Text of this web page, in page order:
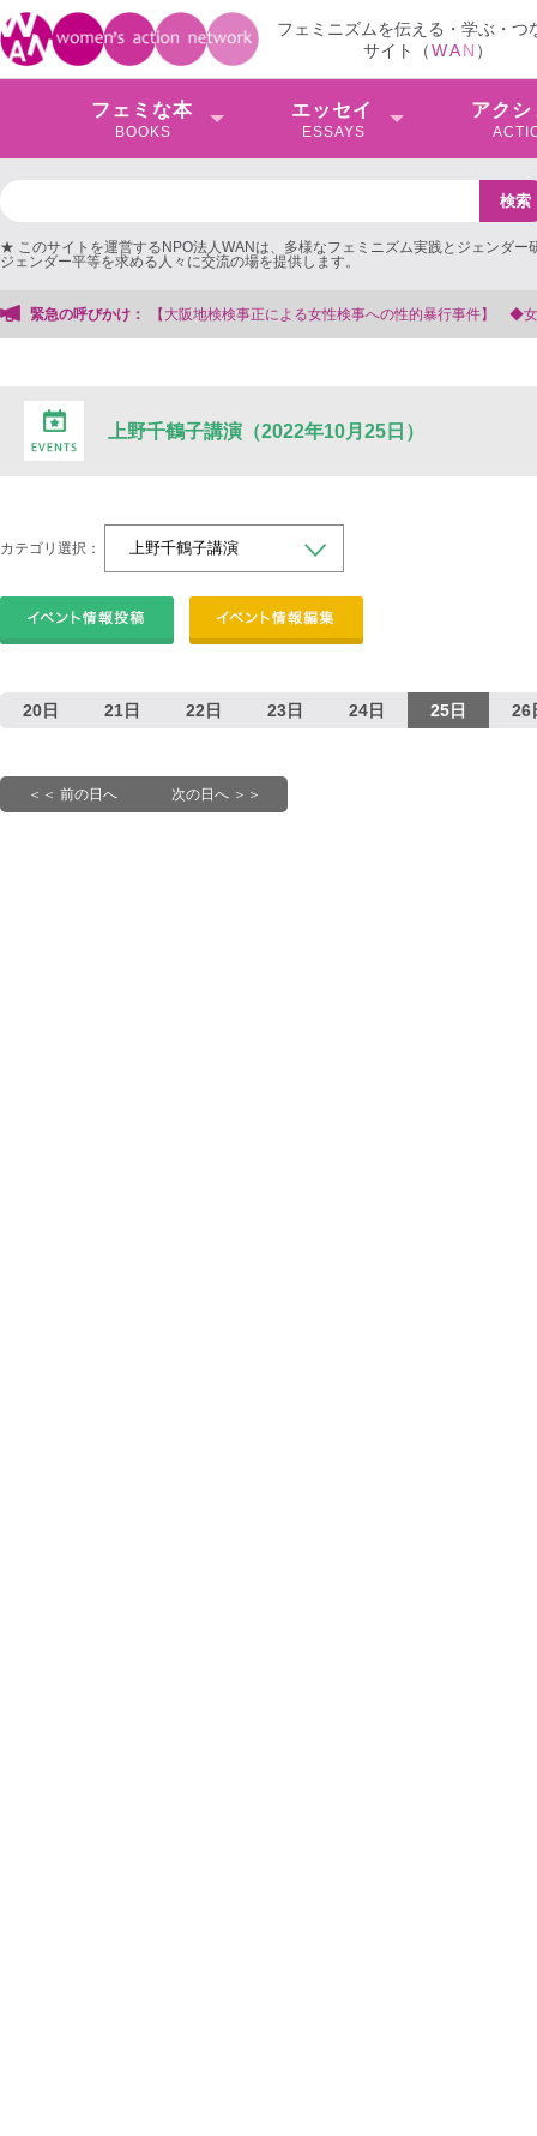
フェミニズムを伝える・学ぶ・つ
サイト（WAN ）
フェミな本
BOOKS
エッセイ
ESSAYS
アクシ
★ このサイトを運営するNPO法人WANは、多様なフェミニズム実践とジェンダー
ジェンダー平等を求める人々に交流の場を提供します。
緊急の呼びかけ：
地検検事正による女性検事への性的暴行事件】 ◆女性検事を支援する会事務局
上野千鶴子講演（2022年10月25日）
カテゴリ選択：
20日 21日 22日 23日 24日 25日 26
＜＜ 前の日へ 次の日へ ＞＞